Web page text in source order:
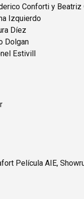
Conforti y Beatriz
Izquierdo
Díez
Dolgan
Estivill
Película AIE,